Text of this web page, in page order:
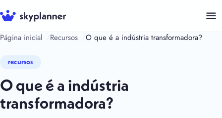
Saltar
para
o
Página inicial Recursos O que é a indústria transformadora?
recursos
O que é a indústria
transformadora?